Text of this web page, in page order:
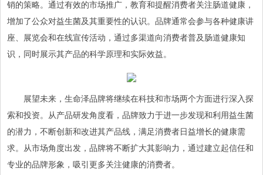
销的策略。通过有效的市场推广，教育和提醒消费者关注肠道健康，
增加了公众对益生菌及其重要性的认识。品牌通常会参与各种健康讲
座、展览会和在线宣传活动，通过多渠道向消费者普及肠道健康知
识，同时展示其产品的科学原理和实际效益。
展望未来，生命泽品牌将继续在科技和市场两个方面进行深入探
索和投资。从产品研发角度看，品牌致力于进一步发现和利用益生菌
的潜力，不断创新和改进其产品线，满足消费者日益增长的健康需
求。从市场角度出发，品牌将不断扩大其影响力，通过建立起信任和
专业的品牌形象，吸引更多关注健康的消费者。